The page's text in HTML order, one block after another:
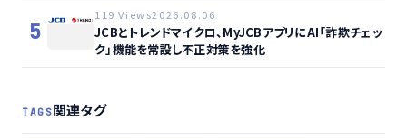
5
119 Views2026.08.06
JCBとトレンドマイクロ、MyJCBアプリにAI「詐欺チェッ
ク」機能を常設し不正対策を強化
TAGS関連タグ